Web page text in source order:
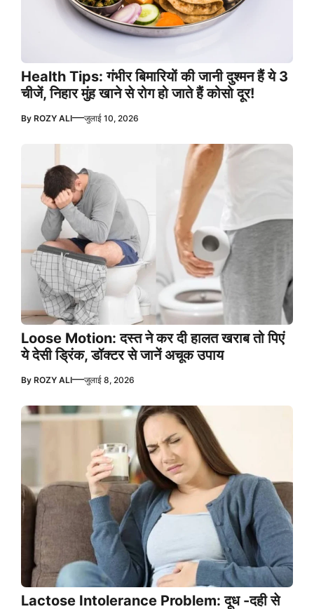
Health Tips: गंभीर बिमारियों की जानी दुश्मन हैं ये 3
चीजें, निहार मुंह खाने से रोग हो जाते हैं कोसो दूर!
By ROZY ALI—जुलाई 10, 2026
Loose Motion: दस्त ने कर दी हालत खराब तो पिएं
ये देसी ड्रिंक, डॉक्टर से जानें अचूक उपाय
By ROZY ALI—जुलाई 8, 2026
Lactose Intolerance Problem: दूध -दही से